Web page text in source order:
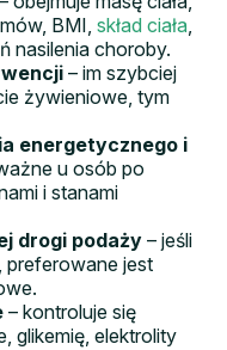
BMI, skład ciała,
nasilenia choroby.
– im szybciej
żywieniowe, tym
energetycznego i
u osób po
i stanami
drogi podaży – jeśli
preferowane jest
– kontroluje się
glikemię, elektrolity